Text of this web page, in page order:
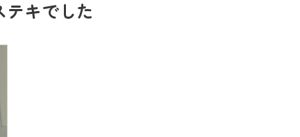
キでした